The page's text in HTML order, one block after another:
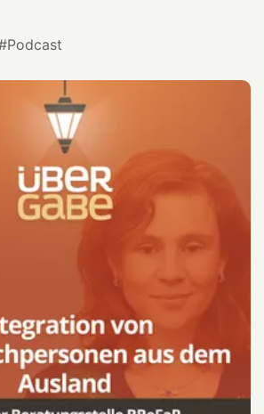
Podcast